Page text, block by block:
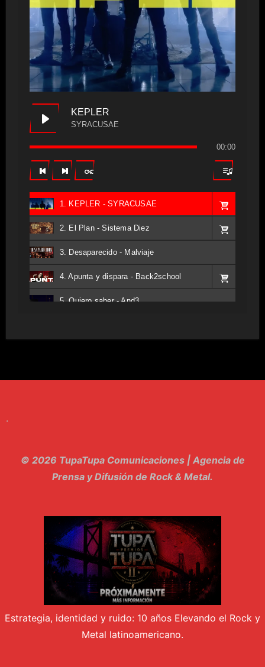
KEPLER
SYRACUSAE
00:00
1. KEPLER - SYRACUSAE
2. El Plan - Sistema Diez
3. Desaparecido - Malviaje
4. Apunta y dispara - Back2school
5. Quiero saber - And3
14. Llanto en el Cielo - Carmaleon
15. Pachakuti - Pleia
16. Demuestro Mi Fe - Epidemia Rapcore
17. Kamikaze - La Pvta Electrica
18. El diablo esta en bora bora - El Sr Jada y los ultimos de la cuadra
.
© 2026 TupaTupa Comunicaciones | Agencia de
Prensa y Difusión de Rock & Metal.
Estrategia, identidad y ruido: 10 años Elevando el Rock y
Metal latinoamericano.